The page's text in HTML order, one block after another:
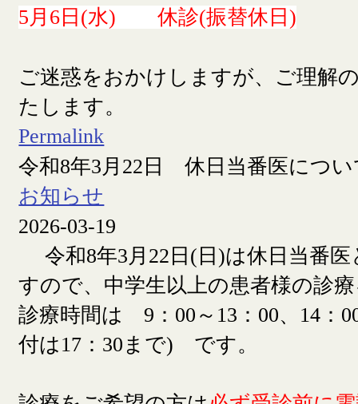
5月6日(水) 休診(振替休日)
ご迷惑をおかけしますが、ご理解
たします。
Permalink
令和8年3月22日 休日当番医につい
お知らせ
2026-03-19
令和8年3月22日(日)は休日当番
すので、中学生以上の患者様の診
診療時間は 9：00～13：00、14：
付は17：30まで) です。